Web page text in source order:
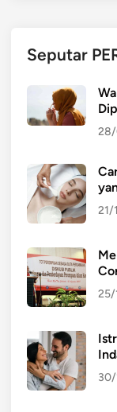
m
a
n
l
a
i
p
i
r
i
u
a
l
Seputar
21/
25/
30/